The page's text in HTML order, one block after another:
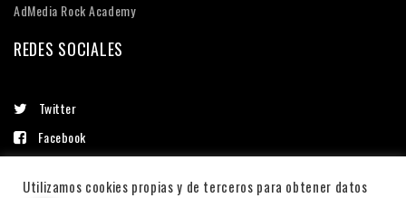
AdMedia Rock Academy
REDES SOCIALES
Twitter
Facebook
Utilizamos cookies propias y de terceros para obtener datos